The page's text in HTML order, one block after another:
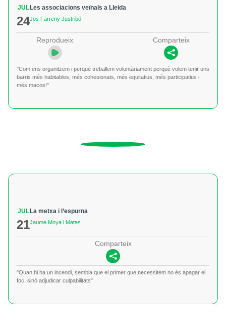
JUL
24
Les associacions veïnals a Lleida
Jos Farreny Justribó
Reprodueix Comparteix
"Com ens organitzem i perquè treballem voluntàriament perquè volem tenir uns
barris més habitables, més cohesionats, més equitatius, més participatius i
més macos!"
JUL
21
La metxa i l’espurna
Jaume Moya i Matas
Comparteix
"Quan hi ha un incendi, sembla que el primer que necessitem no és apagar el
foc, sinó adjudicar culpabilitats"